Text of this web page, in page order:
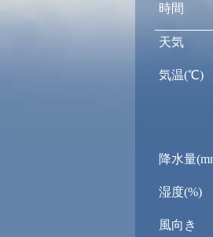
時間
天気
気温(℃)
降水量
湿度(%)
風向き